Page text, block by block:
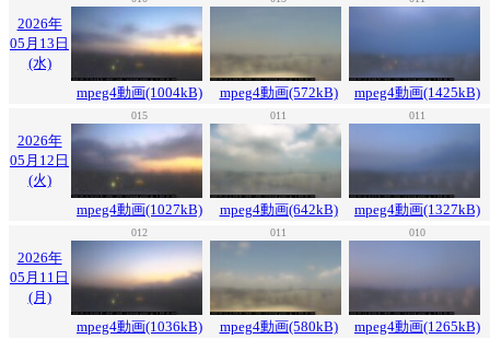
2026年
05月13日
(水)
mpeg4動画(1004kB)
mpeg4動画(572kB) mpeg4動画(1425kB)
015 011 011
2026年
05月12日
(火)
mpeg4動画(1027kB)
mpeg4動画(642kB) mpeg4動画(1327kB)
012 011 010
2026年
05月11日
(月)
mpeg4動画(1036kB)
mpeg4動画(580kB) mpeg4動画(1265kB)